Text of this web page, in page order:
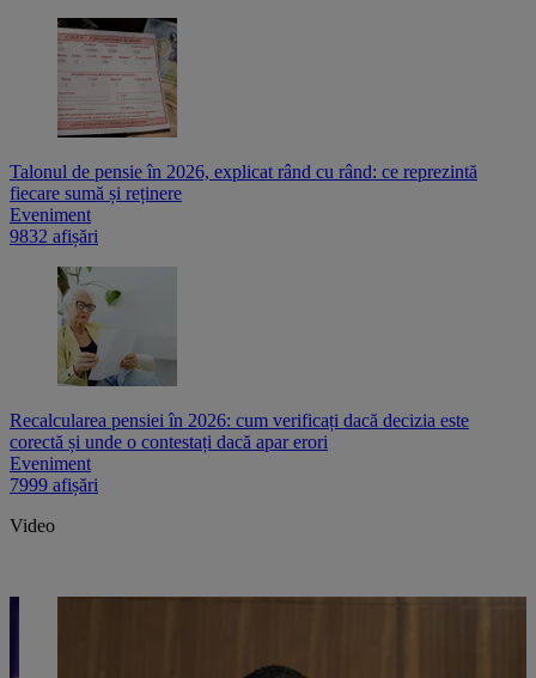
Talonul de pensie în 2026, explicat rând cu rând: ce reprezintă
fiecare sumă și reținere
Eveniment
9832 afișări
Recalcularea pensiei în 2026: cum verificați dacă decizia este
corectă și unde o contestați dacă apar erori
Eveniment
7999 afișări
Video